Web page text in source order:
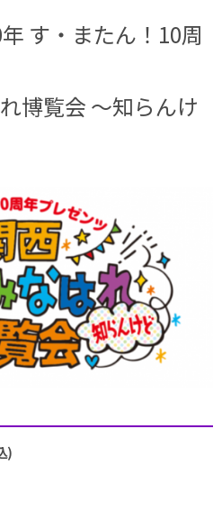
す・またん！10周
博覧会 ～知らんけ
)